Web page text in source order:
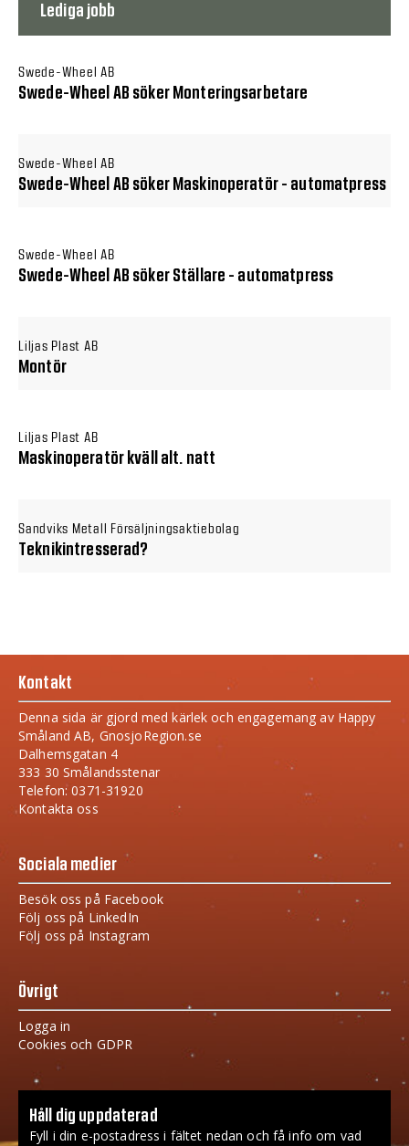
Lediga jobb
Swede-Wheel AB
Swede-Wheel AB söker Monteringsarbetare
Swede-Wheel AB
Swede-Wheel AB söker Maskinoperatör - automatpress
Swede-Wheel AB
Swede-Wheel AB söker Ställare - automatpress
Liljas Plast AB
Montör
Liljas Plast AB
Maskinoperatör kväll alt. natt
Sandviks Metall Försäljningsaktiebolag
Teknikintresserad?
Kontakt
Denna sida är gjord med kärlek och engagemang av Happy
Småland AB, GnosjoRegion.se
Dalhemsgatan 4
333 30 Smålandsstenar
Telefon: 0371-31920
Kontakta oss
Sociala medier
Besök oss på Facebook
Följ oss på LinkedIn
Följ oss på Instagram
Övrigt
Logga in
Cookies och GDPR
Håll dig uppdaterad
Fyll i din e-postadress i fältet nedan och få info om vad